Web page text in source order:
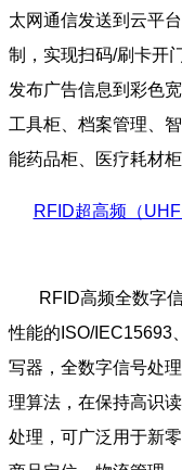
太网通信发送到云平
制，实现扫码/刷卡开
发布广告信息到彩色
工具柜、档案管理、
能药品柜、医疗耗材
RFID超高频（
RFID高频全数字信
性能的ISO/IEC15693
写器，全数字信号处
理算法，在保持高识
处理，可广泛用于新